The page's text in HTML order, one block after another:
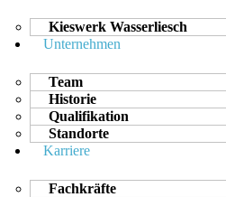
Kieswerk Wasserliesch
Unternehmen
Team
Historie
Qualifikation
Standorte
Karriere
Fachkräfte